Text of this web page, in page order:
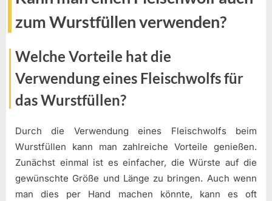
zum Wurstfüllen verwenden?
Welche Vorteile hat die
Verwendung eines Fleischwolfs für
das Wurstfüllen?
Durch die Verwendung eines Fleischwolfs beim
Wurstfüllen kann man zahlreiche Vorteile genießen.
Zunächst einmal ist es einfacher, die Würste auf die
gewünschte Größe und Länge zu bringen. Auch wenn
man dies per Hand machen könnte, kann es oft